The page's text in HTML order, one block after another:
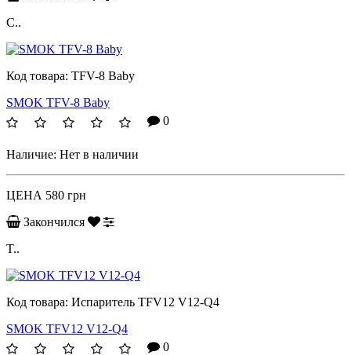
С..
Код товара: TFV-8 Baby
SMOK TFV-8 Baby
0
Наличие: Нет в наличии
ЦЕНА 580 грн
Закончился
T..
Код товара: Испаритель TFV12 V12-Q4
SMOK TFV12 V12-Q4
0